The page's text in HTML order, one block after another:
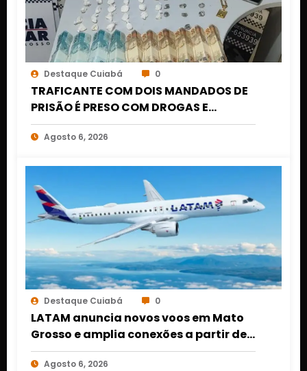
Destaque Cuiabá 0
TRAFICANTE COM DOIS MANDADOS DE
PRISÃO É PRESO COM DROGAS E
DINHEIRO NO 1º DE MARÇO EM CUIABÁ
Agosto 6, 2026
Destaque Cuiabá 0
LATAM anuncia novos voos em Mato
Grosso e amplia conexões a partir de
Cuiabá e Rondonópolis
Agosto 6, 2026